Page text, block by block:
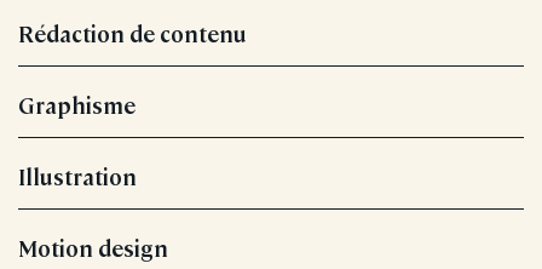
Rédaction de contenu
Graphisme
Illustration
Motion design